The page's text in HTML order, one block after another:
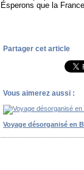
Ésperons que la
Partager cet article
Vous aimerez aussi :
Voyage désorganisé en